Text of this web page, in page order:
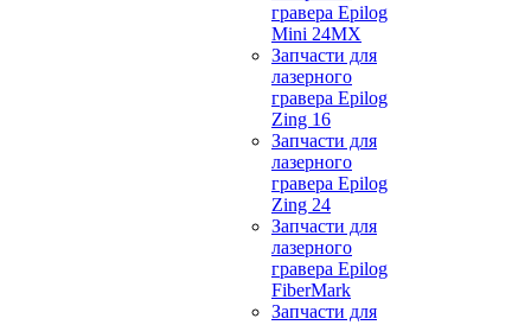
гравера Epilog
Mini 24MX
Запчасти для
лазерного
гравера Epilog
Zing 16
Запчасти для
лазерного
гравера Epilog
Zing 24
Запчасти для
лазерного
гравера Epilog
FiberMark
Запчасти для